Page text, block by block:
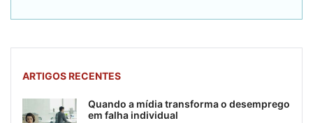
ARTIGOS RECENTES
Quando a mídia transforma o desemprego
em falha individual